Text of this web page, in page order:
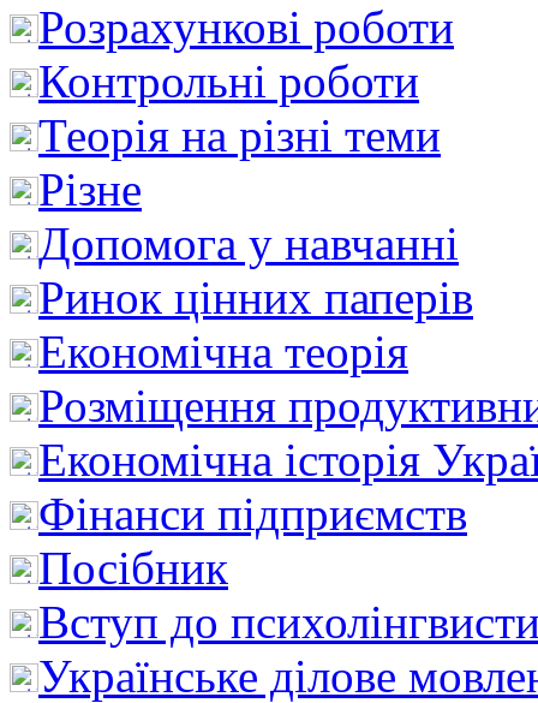
Розрахункові роботи
Контрольні роботи
Теорія на різні теми
Різне
Допомога у навчанні
Ринок цінних паперів
Економічна теорія
Розміщення
Економічна історія
Фінанси підприємств
Посібник
Вступ до
Українське ділове